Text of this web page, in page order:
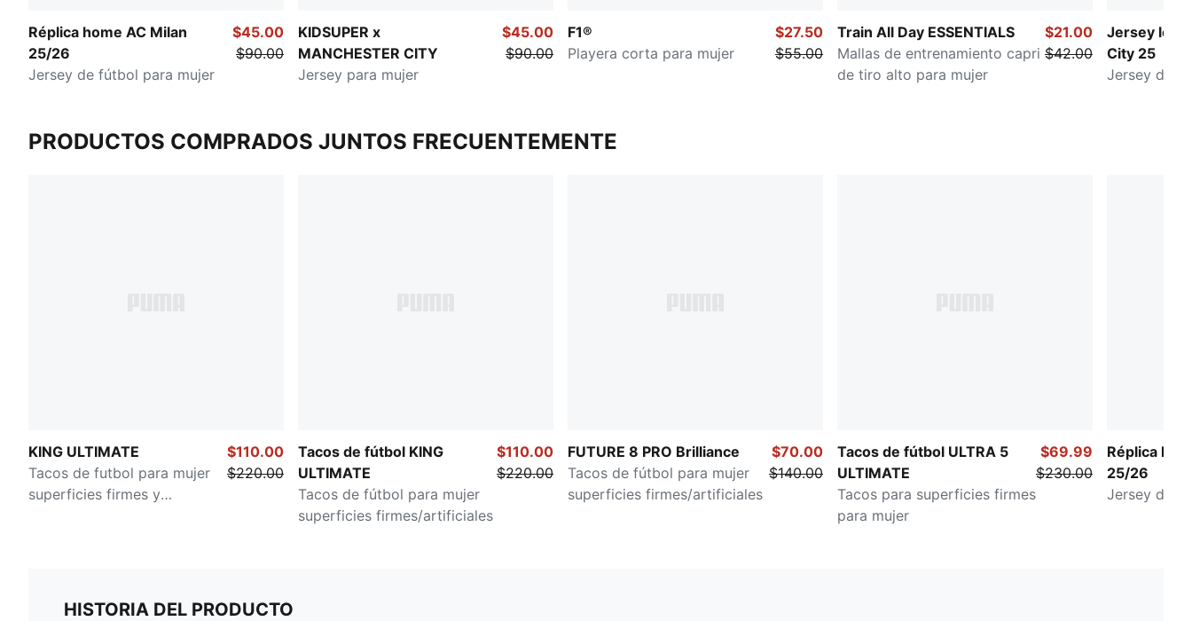
Réplica home AC Milan
25/26
Jersey de fútbol para mujer
$45.00
$90.00
KIDSUPER x
MANCHESTER CITY
Jersey para mujer
$45.00
$90.00
F1®
Playera corta para mujer
$27.50
$55.00
Train All Day ESSENTIALS
Mallas de entrenamiento capri
de tiro alto para mujer
$21.00
$42.00
Jersey
City 25
Jersey de
PRODUCTOS COMPRADOS JUNTOS FRECUENTEMENTE
KING ULTIMATE
Tacos de futbol para mujer
superficies firmes y
$110.00
$220.00
Tacos de fútbol KING
ULTIMATE
Tacos de fútbol para mujer
superficies firmes/artificiales
$110.00
$220.00
FUTURE 8 PRO Brilliance
Tacos de fútbol para mujer
superficies firmes/artificiales
$70.00
$140.00
Tacos de fútbol ULTRA 5
ULTIMATE
Tacos para superficies firmes
para mujer
$69.99
$230.00
Réplica
25/26
Jersey de
HISTORIA DEL PRODUCTO